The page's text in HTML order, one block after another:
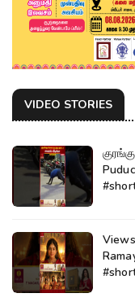
VIDEO STORIES